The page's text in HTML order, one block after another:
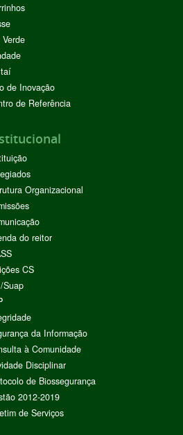
de Inovação
de Referência
Organizacional
do reitor
CS
Suap
da Informação
à Comunidade
Disciplinar
de Biossegurança
2012-2019
de Serviços